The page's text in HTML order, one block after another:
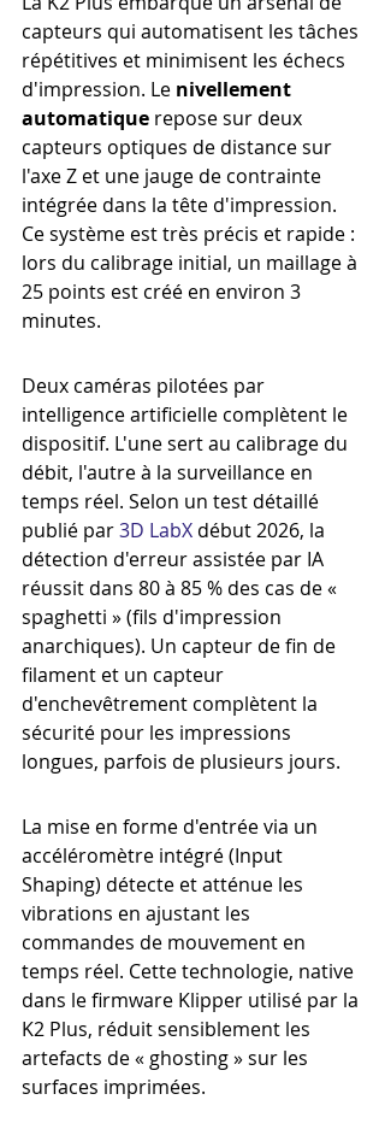
capteurs qui automatisent les tâches
répétitives et minimisent les échecs
d'impression. Le nivellement
automatique repose sur deux
capteurs optiques de distance sur
l'axe Z et une jauge de contrainte
intégrée dans la tête d'impression.
Ce système est très précis et rapide :
lors du calibrage initial, un maillage à
25 points est créé en environ 3
minutes.
Deux caméras pilotées par
intelligence artificielle complètent le
dispositif. L'une sert au calibrage du
débit, l'autre à la surveillance en
temps réel. Selon un test détaillé
publié par 3D LabX début 2026, la
détection d'erreur assistée par IA
réussit dans 80 à 85 % des cas de «
spaghetti » (fils d'impression
anarchiques). Un capteur de fin de
filament et un capteur
d'enchevêtrement complètent la
sécurité pour les impressions
longues, parfois de plusieurs jours.
La mise en forme d'entrée via un
accéléromètre intégré (Input
Shaping) détecte et atténue les
vibrations en ajustant les
commandes de mouvement en
temps réel. Cette technologie, native
dans le firmware Klipper utilisé par la
K2 Plus, réduit sensiblement les
artefacts de « ghosting » sur les
surfaces imprimées.